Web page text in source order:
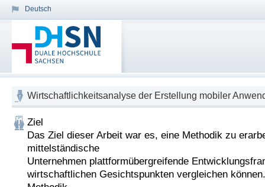
Deutsch
Wirtschaftlichkeitsanalyse der Erstellung mobiler
Ziel
Das Ziel dieser Arbeit war es, eine Methodik zu
mittelständische
Unternehmen plattformübergreifende
wirtschaftlichen Gesichtspunkten vergleichen können.